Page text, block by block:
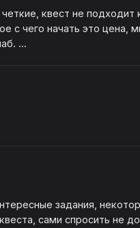
квест не подходит
с чего начать это цена,
...
задания,
сами спросить не